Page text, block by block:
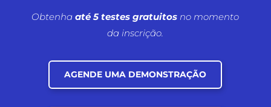
Obtenhaaté 5 testes gratuitos no momento
da inscrição.
AGENDE UMA DEMONSTRAÇÃO